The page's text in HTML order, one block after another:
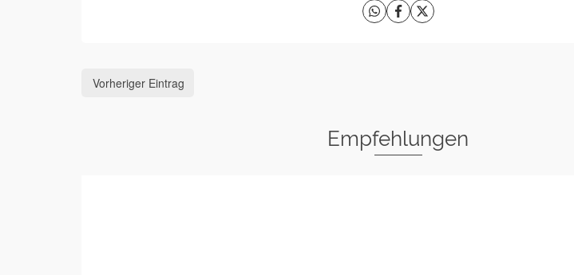
Vorheriger Eintrag
Empfehlungen